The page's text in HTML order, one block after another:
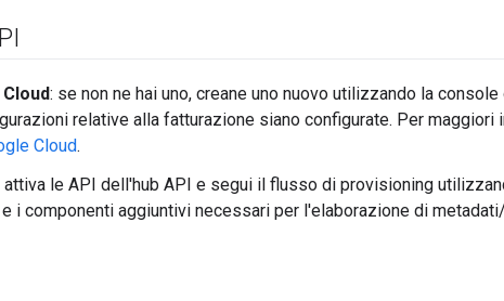
: se non ne hai uno, creane uno nuovo utilizzando la console
relative alla fatturazione siano configurate. Per maggiori
Cloud.
attiva le API dell'hub API e segui il flusso di provisioning
i componenti aggiuntivi necessari per l'elaborazione di